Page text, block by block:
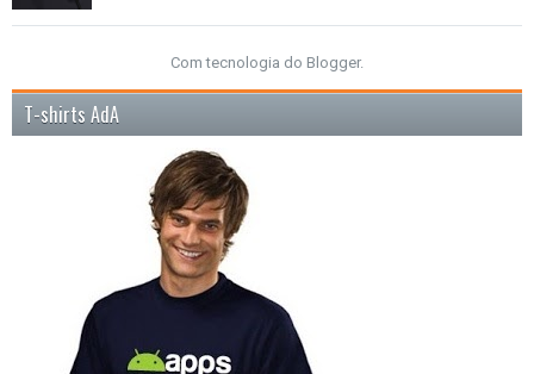
Com tecnologia do Blogger.
T-shirts AdA